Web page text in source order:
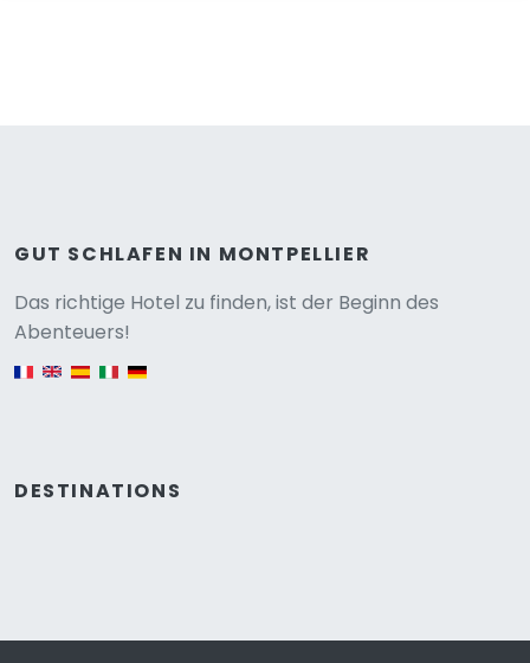
GUT SCHLAFEN IN MONTPELLIER
Das richtige Hotel zu finden, ist der Beginn des
Abenteuers!
DESTINATIONS